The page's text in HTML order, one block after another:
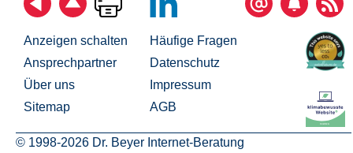
Anzeigen schalten
Ansprechpartner
Über uns
Sitemap
Häufige Fragen
Datenschutz
Impressum
AGB
© 1998-2026 Dr. Beyer Internet-Beratung